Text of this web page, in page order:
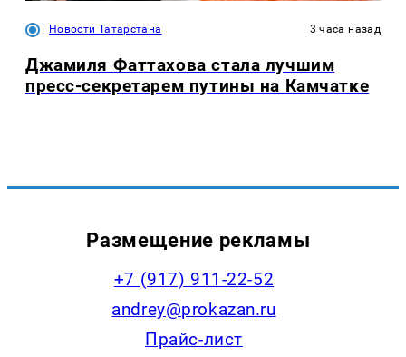
Новости Татарстана 3 часа назад
Джамиля Фаттахова стала лучшим
пресс-секретарем путины на Камчатке
Размещение рекламы
+7 (917) 911-22-52
andrey@prokazan.ru
Прайс-лист